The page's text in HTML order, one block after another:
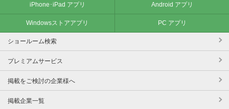
iPhone･iPad アプリ Android アプリ
Windowsストアアプリ PC アプリ
ショールーム検索
プレミアムサービス
掲載をご検討の企業様へ
掲載企業一覧